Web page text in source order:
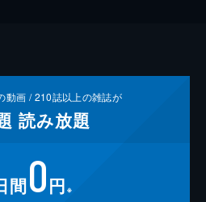
動画 /210誌以上の雑誌が
読み放題
間0円 ※